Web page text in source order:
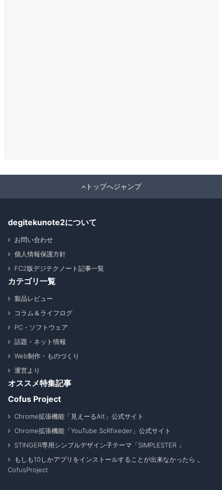
トップへジャンプ
degitekunote2について
お問い合わせ
個人情報保護方針
FC2版デジテクノート記事一覧
カテゴリ一覧
製品レビュー
コラム＆ライフログ
PC・ソフトウェア
話題・ネット情報
Web制作・ものづくり
運営より
オススメ特集記事
Cofus Project
Chrome拡張機能「見えーるAlt」公式サイト
Chrome拡張機能「YouTube ScRfixeder」公式サイト
STINGER専用シンプルデザイン子テーマ「SIMPLESTER 」
もしも10しかアプリをインストールすることが出来なかったら _
CofusProject